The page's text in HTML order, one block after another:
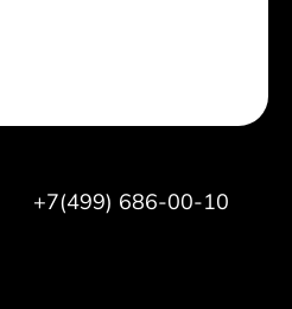
+7(499) 686-00-10